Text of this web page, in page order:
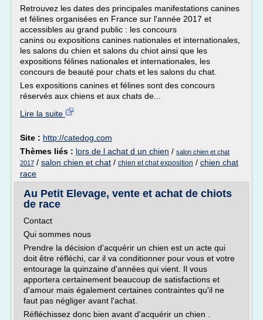
Retrouvez les dates des principales manifestations canines
et félines organisées en France sur l'année 2017 et
accessibles au grand public : les concours
canins ou expositions canines nationales et internationales,
les salons du chien et salons du chiot ainsi que les
expositions félines nationales et internationales, les
concours de beauté pour chats et les salons du chat.
Les expositions canines et félines sont des concours
réservés aux chiens et aux chats de...
Lire la suite
Site : http://catedog.com
Thèmes liés : lors de l achat d un chien / salon chien et chat
2017 / salon chien et chat / chien et chat exposition / chien chat
race
Au Petit Elevage, vente et achat de chiots
de race
Contact
Qui sommes nous
Prendre la décision d'acquérir un chien est un acte qui
doit être réfléchi, car il va conditionner pour vous et votre
entourage la quinzaine d'années qui vient. Il vous
apportera certainement beaucoup de satisfactions et
d'amour mais également certaines contraintes qu'il ne
faut pas négliger avant l'achat.
Réfléchissez donc bien avant d'acquérir un chien .